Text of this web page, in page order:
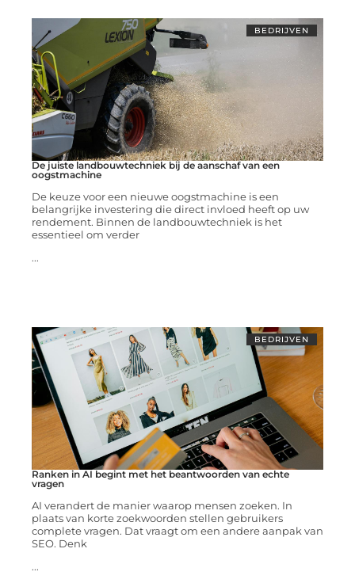
BEDRIJVEN
De juiste landbouwtechniek bij de aanschaf van een
oogstmachine
De keuze voor een nieuwe oogstmachine is een
belangrijke investering die direct invloed heeft op uw
rendement. Binnen de landbouwtechniek is het
essentieel om verder
...
BEDRIJVEN
Ranken in AI begint met het beantwoorden van echte
vragen
AI verandert de manier waarop mensen zoeken. In
plaats van korte zoekwoorden stellen gebruikers
complete vragen. Dat vraagt om een andere aanpak van
SEO. Denk
...